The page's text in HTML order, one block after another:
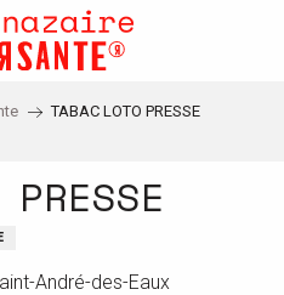
TABAC LOTO PRESSE
André-des-Eaux